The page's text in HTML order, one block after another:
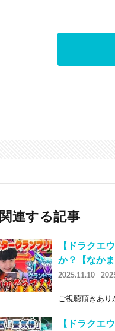
関連する記事
【ドラクエ
か？【なか
2025.11.10
ご視聴頂きあり
【ドラクエ